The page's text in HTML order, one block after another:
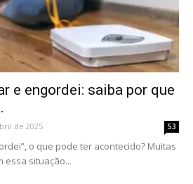
e engordei: saiba por que
de 2025 53
o que pode ter acontecido? Muitas
essa situação...